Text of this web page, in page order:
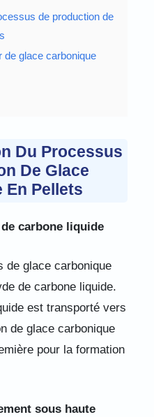
de production de
de glace carbonique
Du Processus
De Glace
En Pellets
carbone liquide
de glace carbonique
de carbone liquide.
est transporté vers
de glace carbonique
pour la formation
sous haute